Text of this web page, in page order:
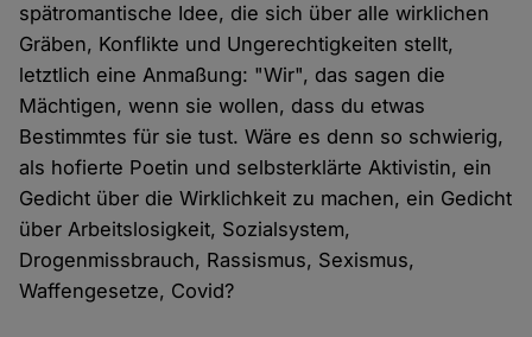
spätromantische Idee, die sich über alle wirklichen
Gräben, Konflikte und Ungerechtigkeiten stellt,
letztlich eine Anmaßung: "Wir", das sagen die
Mächtigen, wenn sie wollen, dass du etwas
Bestimmtes für sie tust. Wäre es denn so schwierig,
als hofierte Poetin und selbsterklärte Aktivistin, ein
Gedicht über die Wirklichkeit zu machen, ein Gedicht
über Arbeitslosigkeit, Sozialsystem,
Drogenmissbrauch, Rassismus, Sexismus,
Waffengesetze, Covid?